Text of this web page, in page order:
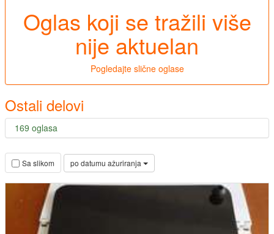
Oglas koji se tražili više
nije aktuelan
Pogledajte slične oglase
Ostali delovi
169 oglasa
Sa slikom po datumu ažuriranja